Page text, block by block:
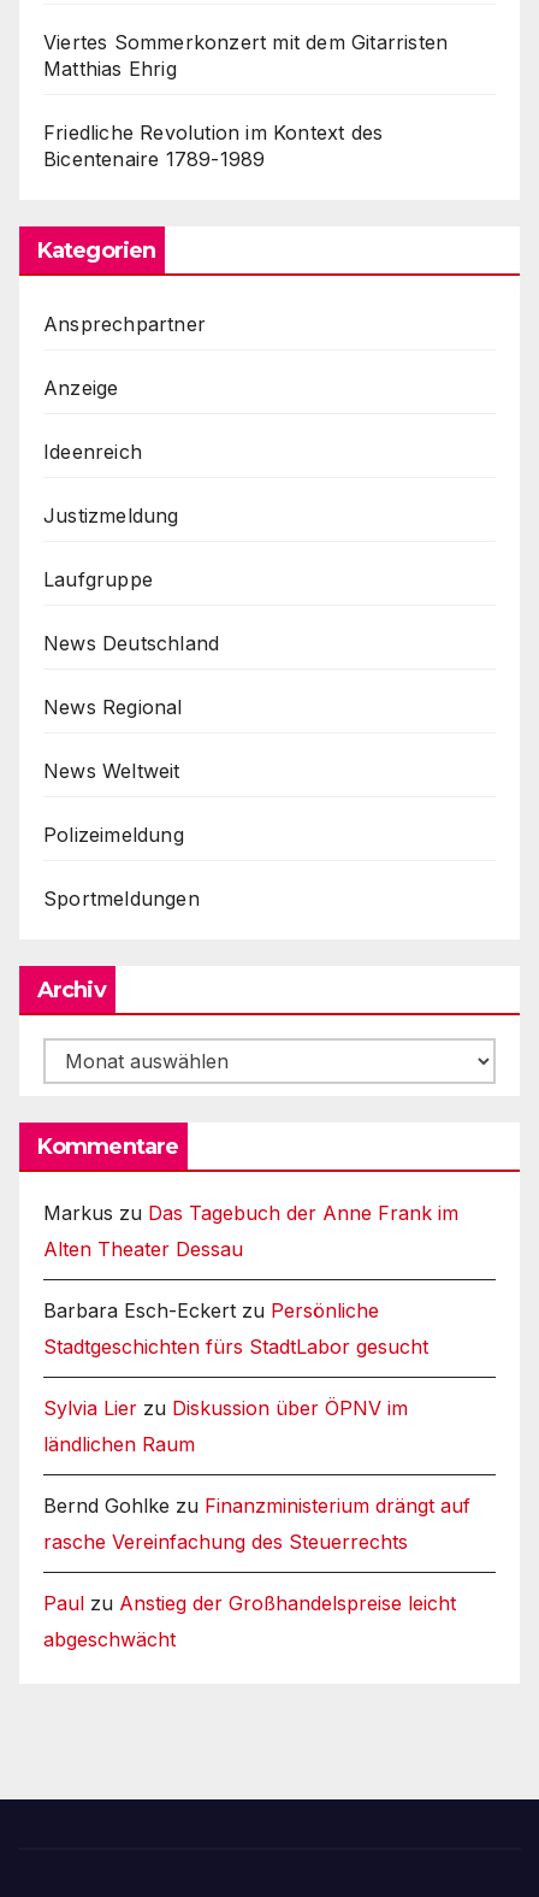
Viertes Sommerkonzert mit dem Gitarristen
Matthias Ehrig
Friedliche Revolution im Kontext des
Bicentenaire 1789-1989
Kategorien
Ansprechpartner
Anzeige
Ideenreich
Justizmeldung
Laufgruppe
News Deutschland
News Regional
News Weltweit
Polizeimeldung
Sportmeldungen
Archiv
Archiv
Kommentare
Markus zu Das Tagebuch der Anne Frank im
Alten Theater Dessau
Barbara Esch-Eckert zu Persönliche
Stadtgeschichten fürs StadtLabor gesucht
Sylvia Lier zu Diskussion über ÖPNV im
ländlichen Raum
Bernd Gohlke zu Finanzministerium drängt auf
rasche Vereinfachung des Steuerrechts
Paul zu Anstieg der Großhandelspreise leicht
abgeschwächt